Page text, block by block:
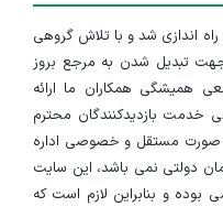
سایت ایران استخدام در تاریخ ۱۳۹۱/۱/۱۰ راه اندازی شد و با تلاش گروهی
جهت تبدیل شدن به مرجع بروز
همیشگی همکاران ما ارائه
خدمت بازدیدکنندگان محترم
صورت مستقل و خصوصی اداره
دولتی نمی باشد، این سایت
بوده و بنابراین لازم است که